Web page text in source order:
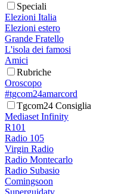
Speciali
Elezioni Italia
Elezioni estero
Grande Fratello
L'isola dei famosi
Amici
Rubriche
Oroscopo
#tgcom24amarcord
Tgcom24 Consiglia
Mediaset Infinity
R101
Radio 105
Virgin Radio
Radio Montecarlo
Radio Subasio
Comingsoon
Superguidatv